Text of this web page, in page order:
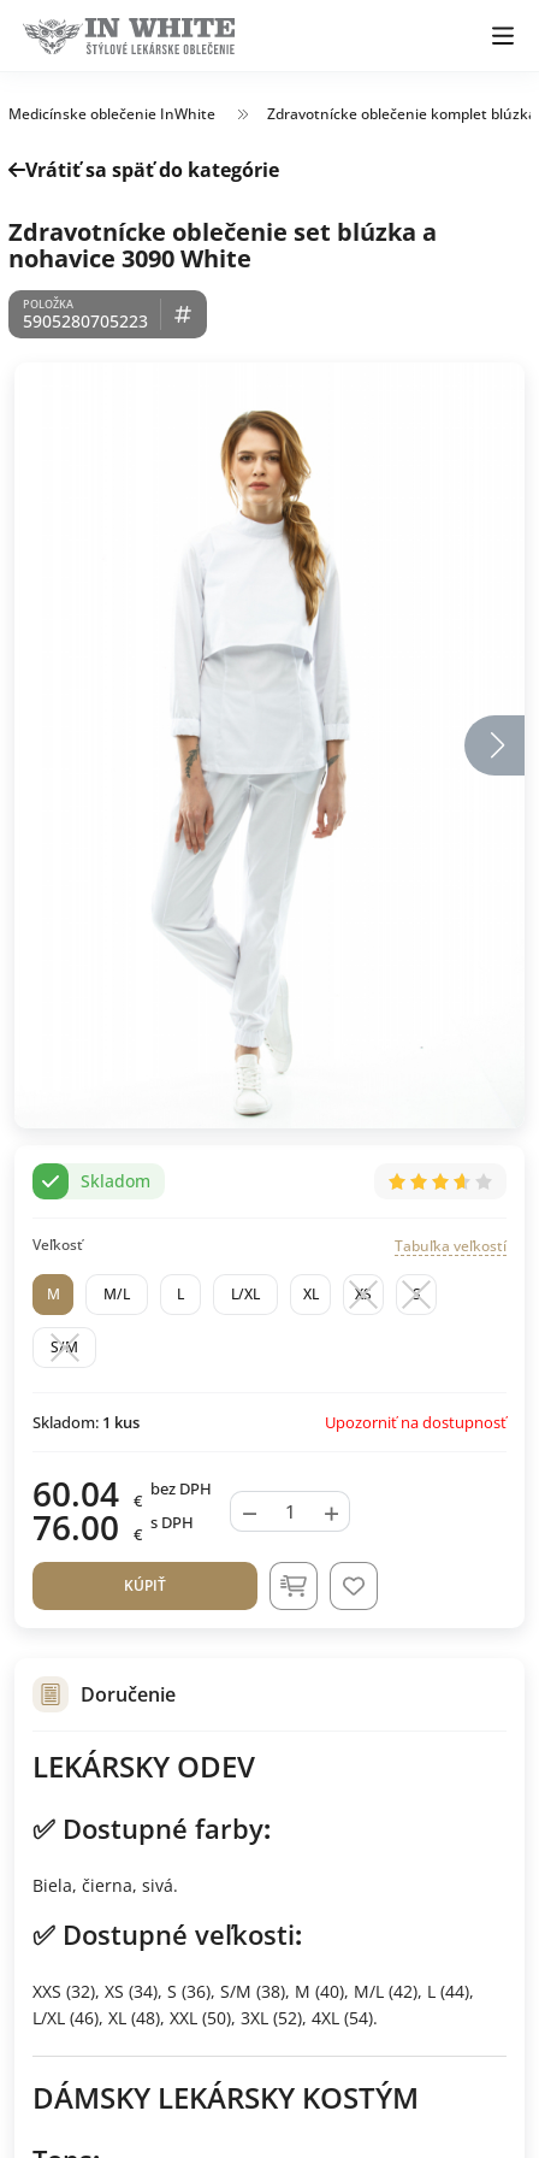
Medicínske oblečenie InWhite Zdravotnícke oblečenie komplet
Vrátiť sa späť do kategórie
Zdravotnícke oblečenie set blúzka a
nohavice 3090 White
5905280705223
Skladom
Veľkosť Tabuľka veľkostí
M M/L L L/XL XL XS S
S/M
Skladom: 1 kus Upozorniť na dostupnosť
60.04 €
bez DPH
76.00 €
s DPH − +
KÚPIŤ
Doručenie
LEKÁRSKY ODEV
✅ Dostupné farby:
Biela, čierna, sivá.
✅ Dostupné veľkosti:
XXS (32), XS (34), S (36), S/M (38), M (40), M/L (42), L (44),
L/XL (46), XL (48), XXL (50), 3XL (52), 4XL (54).
DÁMSKY LEKÁRSKY KOSTÝM